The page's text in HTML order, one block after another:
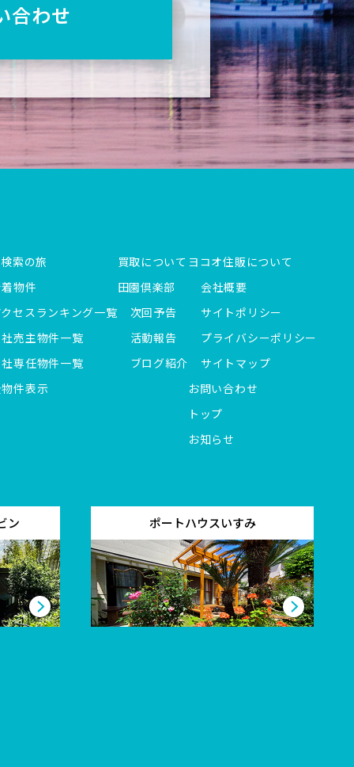
合わせ
索の旅
物件
セスランキング一覧
売主物件一覧
専任物件一覧
件表示
買取について
田園倶楽部
次回予告
活動報告
ブログ紹介
ヨコオ住販について
会社概要
サイトポリシー
プライバシーポリシー
サイトマップ
お問い合わせ
トップ
お知らせ
ン ポートハウスいすみ